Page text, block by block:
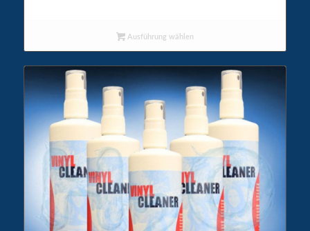
Ausführung wählen